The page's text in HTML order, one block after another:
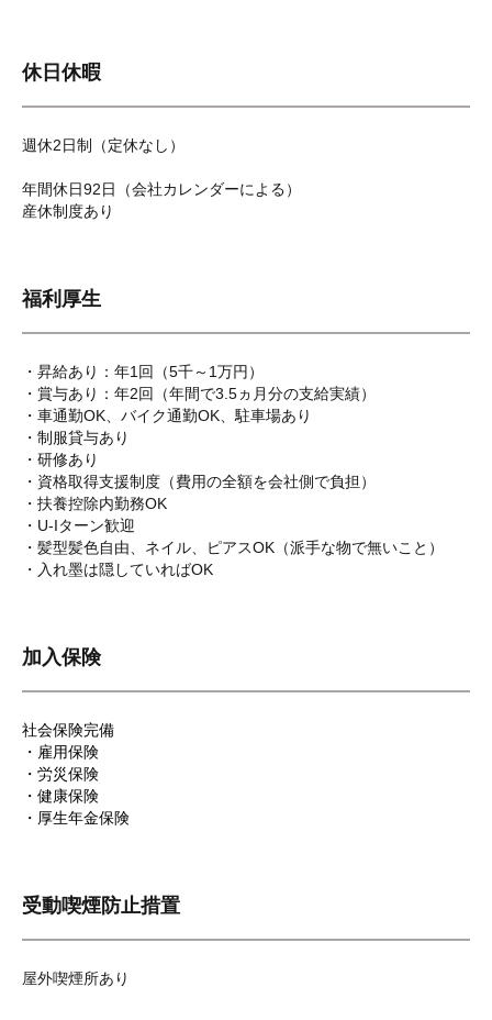
休日休暇
週休2日制（定休なし）
年間休日92日（会社カレンダーによる）
産休制度あり
福利厚生
・昇給あり：年1回（5千～1万円）
・賞与あり：年2回（年間で3.5ヵ月分の支給実績）
・車通勤OK、バイク通勤OK、駐車場あり
・制服貸与あり
・研修あり
・資格取得支援制度（費用の全額を会社側で負担）
・扶養控除内勤務OK
・U-Iターン歓迎
・髪型髪色自由、ネイル、ピアスOK（派手な物で無いこと）
・入れ墨は隠していればOK
加入保険
社会保険完備
・雇用保険
・労災保険
・健康保険
・厚生年金保険
受動喫煙防止措置
屋外喫煙所あり